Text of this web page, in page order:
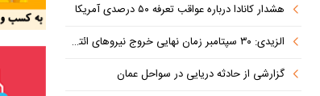
هشدار کانادا درباره عواقب تعرفه ۵۰ درصدی آمریکا
الزیدی: ۳۰ سپتامبر زمان نهایی خروج نیروهای ائتلاف آمریکا از عراق است
گزارشی از حادثه دریایی در سواحل عمان